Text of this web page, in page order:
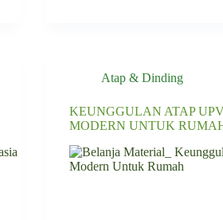
Atap & Dinding
KEUNGGULAN ATAP
MODERN UNTUK